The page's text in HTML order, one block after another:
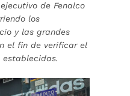
de Fenalco
los
y las grandes
el fin de verificar el